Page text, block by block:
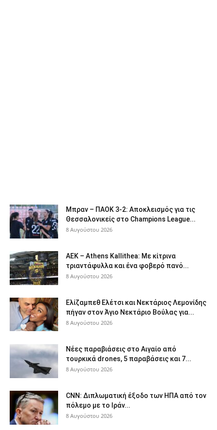
Μπραν – ΠΑΟΚ 3-2: Αποκλεισμός για τις
Θεσσαλονικείς στο Champions League...
8 Αυγούστου 2026
ΑΕΚ – Athens Kallithea: Με κίτρινα
τριαντάφυλλα και ένα φοβερό πανό...
8 Αυγούστου 2026
Ελίζαμπεθ Ελέτσι και Νεκτάριος Λεμονίδης
πήγαν στον Άγιο Νεκτάριο Βούλας για...
8 Αυγούστου 2026
Νέες παραβιάσεις στο Αιγαίο από
τουρκικά drones, 5 παραβάσεις και 7...
8 Αυγούστου 2026
CNN: Διπλωματική έξοδο των ΗΠΑ από τον
πόλεμο με το Ιράν...
8 Αυγούστου 2026